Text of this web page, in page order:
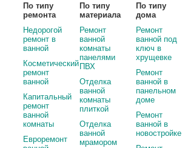
По типу
ремонта
Недорогой
ремонт в
ванной
Косметический
ремонт
ванной
Капитальный
ремонт
ванной
комнаты
Евроремонт
По типу
материала
Ремонт
ванной
комнаты
панелями
ПВХ
Отделка
ванной
комнаты
плиткой
Отделка
ванной
мрамором
По типу
дома
Ремонт
ванной под
ключ в
хрущевке
Ремонт
ванной в
панельном
доме
Ремонт
ванной в
новостройке